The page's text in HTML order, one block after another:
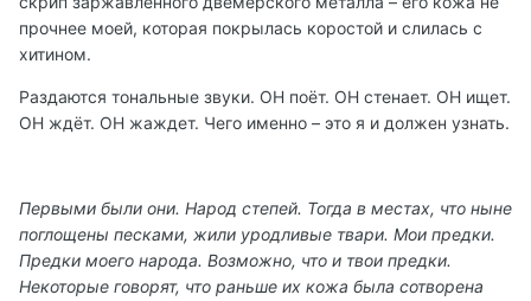
прочнее моей, которая покрылась коростой и слилась с
хитином.
Раздаются тональные звуки. ОН поёт. ОН стенает. ОН ищет.
ОН ждёт. ОН жаждет. Чего именно – это я и должен узнать.
Первыми были они. Народ степей. Тогда в местах, что ныне
поглощены песками, жили уродливые твари. Мои предки.
Предки моего народа. Возможно, что и твои предки.
Некоторые говорят, что раньше их кожа была сотворена